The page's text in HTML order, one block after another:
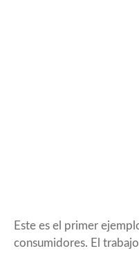
Este es el primer
consumidores. El